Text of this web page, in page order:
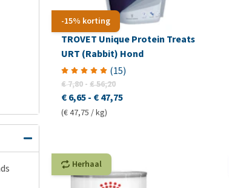
-15% korting
TROVET Unique Protein Treats
URT (Rabbit) Hond
(15)
€ 7,80 - € 56,20
€ 6,65- € 47,75
(€ 47,75 / kg)
Herhaal